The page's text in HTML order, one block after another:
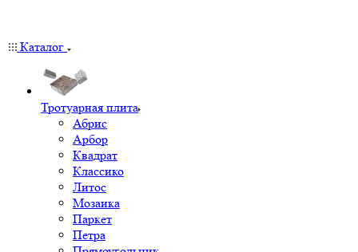
Каталог
Тротуарная плита
Абрис
Арбор
Квадрат
Классико
Литос
Мозаика
Паркет
Петра